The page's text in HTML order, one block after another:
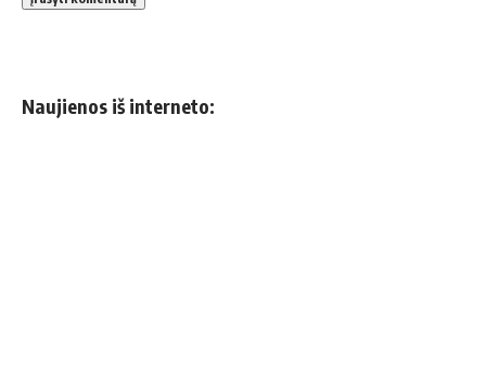
Naujienos iš interneto: